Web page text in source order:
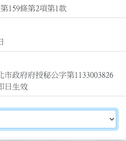
159條第2項第1款
市政府府授秘公字第1133003826
日生效